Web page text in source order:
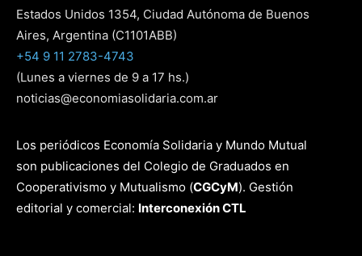
Estados Unidos 1354, Ciudad Autónoma de Buenos
Aires, Argentina (C1101ABB)
+54 9 11 2783-4743
(Lunes a viernes de 9 a 17 hs.)
noticias@economiasolidaria.com.ar
Los periódicos Economía Solidaria y Mundo Mutual
son publicaciones del Colegio de Graduados en
Cooperativismo y Mutualismo (CGCyM). Gestión
editorial y comercial: Interconexión CTL